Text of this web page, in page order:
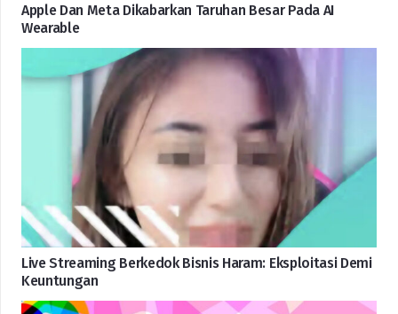
Apple Dan Meta Dikabarkan Taruhan Besar Pada AI
Wearable
Live Streaming Berkedok Bisnis Haram: Eksploitasi Demi
Keuntungan